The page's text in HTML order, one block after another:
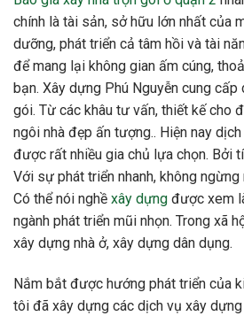
chính là tài sản, sở hữu lớn nhất của
dưỡng, phát triển cả tâm hồi và tài
để mang lại không gian ấm cúng,
bạn. Xây dựng Phú Nguyễn cung
gói. Từ các khâu tư vấn, thiết kế cho
ngôi nhà đẹp ấn tượng.. Hiện nay
được rất nhiều gia chủ lựa chọn. Bởi
Với sự phát triển nhanh, không ngừng
Có thể nói nghề xây dựng được xem
ngành phát triển mũi nhọn. Trong xã
xây dựng nhà ở, xây dựng dân dụng.
Nắm bắt được hướng phát triển của
tôi đã xây dựng các dịch vụ xây